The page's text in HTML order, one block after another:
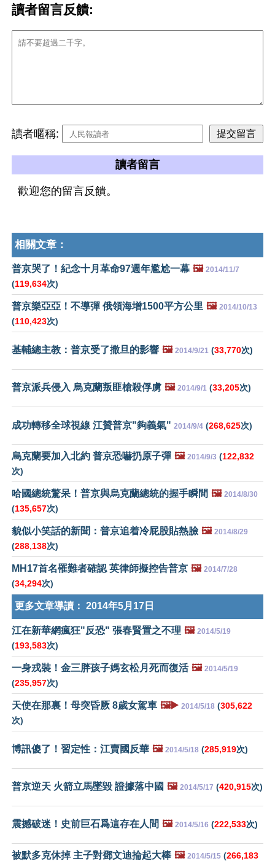
讀者留言反饋:
讀者暱稱:
讀者留言
歡迎您的留言反饋。
相關文章：
普京哭了！紀念十月革命97週年尷尬一幕 🖼️ 2014/11/7
(119,634次)
普京樂亞亞！不導彈 俄領海增1500平方公里 🖼️ 2014/10/13
(110,423次)
基輔總主教：普京受了撒旦的影響 🖼️ 2014/9/21 (33,770次)
普京派兵侵入 烏克蘭叛匪槍殺俘虜 🖼️ 2014/9/1 (33,205次)
成功轉移全球視線 江贊普京"夠義氣" 2014/9/4 (268,625次)
烏克蘭要加入北約 普京恐嚇扔原子彈 🖼️ 2014/9/3 (122,832
次)
哈國總統驚呆！普京與烏克蘭總統的握手瞬間 🖼️ 2014/8/30
(135,657次)
貌似小笑話的新聞：普京追着冷屁股貼熱臉 🖼️ 2014/8/29
(288,138次)
MH17首名罹難者確認 英律師擬控告普京 🖼️ 2014/7/28
(34,294次)
更多文章導讀： 2014年5月17日
江在新華網瘋狂"反恐" 張春賢置之不理 🖼️ 2014/5/19
(193,583次)
一身戎裝！金三胖孩子媽玄松月死而復活 🖼️ 2014/5/19
(235,957次)
天使在那裏！母突昏厥 8歲女駕車 🖼️▶️ 2014/5/18 (305,622
次)
博訊傻了！習定性：江賣國反華 🖼️ 2014/5/18 (285,919次)
普京逆天 火箭立馬墜毀 證據落中國 🖼️ 2014/5/17 (420,915次)
震撼破迷！史前巨石爲這存在人間 🖼️ 2014/5/16 (222,533次)
被默多克休掉 主子對鄧文迪掄起大棒 🖼️ 2014/5/15 (266,183